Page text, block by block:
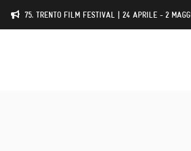
75. TRENTO FILM FESTIVAL | 24 APRILE - 2